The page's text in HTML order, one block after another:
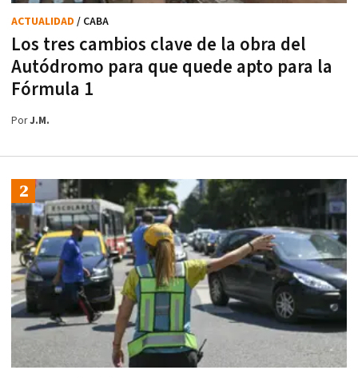
Los tres cambios clave de la obra del
Autódromo para que quede apto para la
Fórmula 1
ACTUALIDAD / CABA
PorJ.M.